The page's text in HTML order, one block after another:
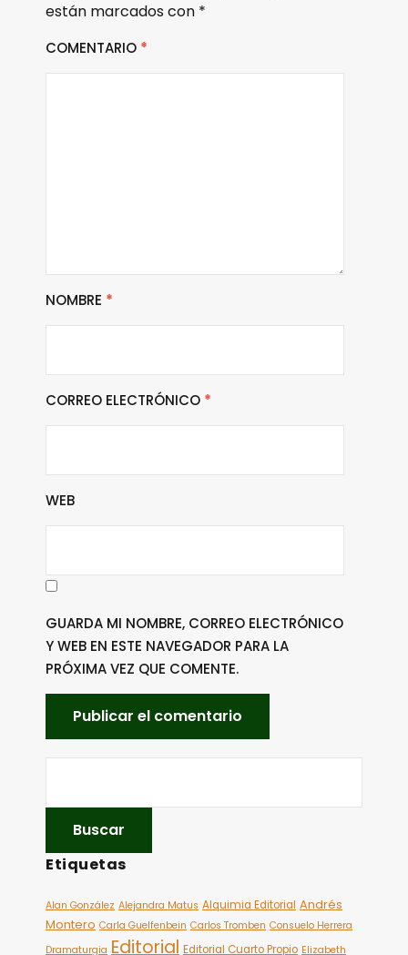
están marcados con *
COMENTARIO *
NOMBRE *
CORREO ELECTRÓNICO *
WEB
GUARDA MI NOMBRE, CORREO ELECTRÓNICO
Y WEB EN ESTE NAVEGADOR PARA LA
PRÓXIMA VEZ QUE COMENTE.
Etiquetas
Alan González Alejandra Matus Alquimia Editorial Andrés
Montero Carla Guelfenbein Carlos Tromben Consuelo Herrera
Dramaturgia Editorial Editorial Cuarto Propio Elizabeth